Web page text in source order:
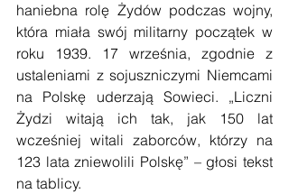
haniebna rolę Żydów podczas wojny,
która miała swój militarny początek w
roku 1939. 17 września, zgodnie z
ustaleniami z sojuszniczymi Niemcami
na Polskę uderzają Sowieci. „Liczni
Żydzi witają ich tak, jak 150 lat
wcześniej witali zaborców, którzy na
123 lata zniewolili Polskę” – głosi tekst
na tablicy.